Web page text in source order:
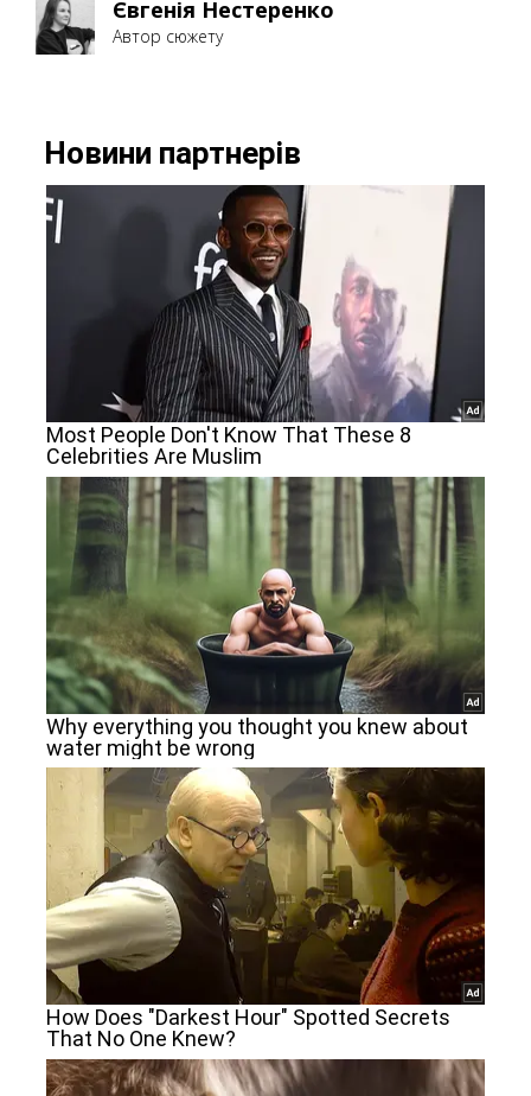
Євгенія Нестеренко
Автор сюжету